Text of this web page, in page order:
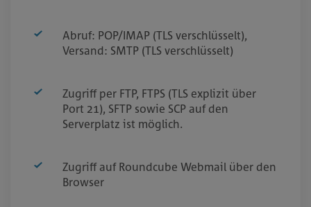
Abruf: POP/IMAP (TLS verschlüsselt),
Versand: SMTP (TLS verschlüsselt)
Zugriff per FTP, FTPS (TLS explizit über
Port 21), SFTP sowie SCP auf den
Serverplatz ist möglich.
Zugriff auf Roundcube Webmail über den
Browser